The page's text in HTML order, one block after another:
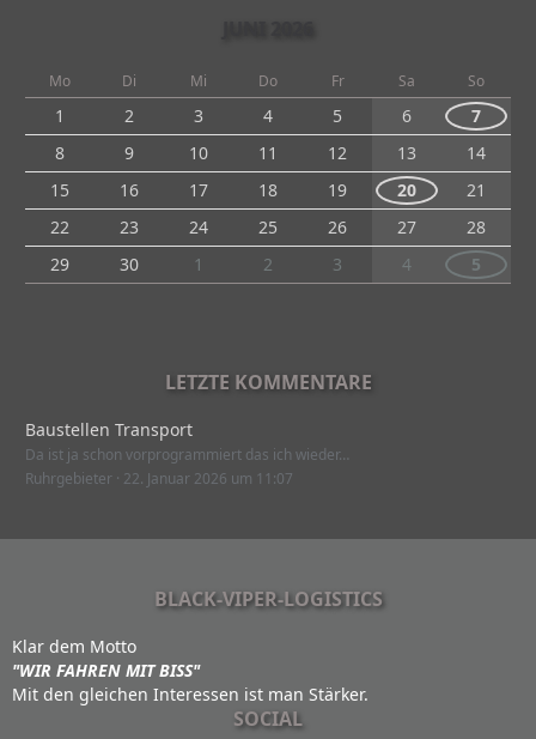
Mo Di Mi Do Fr Sa So
1 2 3 4 5 6
7
8
9 10 11 12 13
14
15
16 17 18 19 20
21
22
23 24 25 26 27
28
29
30 1 2 3 4 5
LETZTE KOMMENTARE
Baustellen Transport
Da ist ja schon vorprogrammiert das ich wieder…
Ruhrgebieter 22. Januar 2026 um 11:07
BLACK-VIPER-LOGISTICS
Klar dem Motto
"WIR FAHREN MIT BISS"
Mit den gleichen Interessen ist man Stärker.
SOCIAL